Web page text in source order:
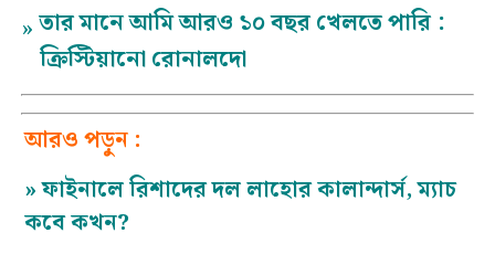
» তার মানে আমি আরও ১০ বছর খেলতে পারি :
ক্রিস্টিয়ানো রোনালদো
আরও পড়ুন :
»ফাইনালে রিশাদের দল লাহোর কালান্দার্স, ম্যাচ
কবে কখন?